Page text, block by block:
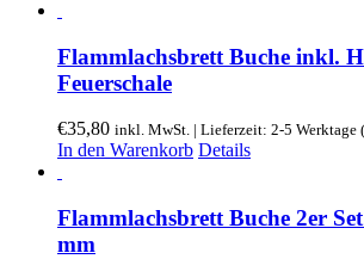
Flammlachsbrett Buche inkl.
Feuerschale
€35,80 inkl. MwSt. | Lieferzeit: 2-5 Werktage
In den Warenkorb Details
Flammlachsbrett Buche 2er
mm